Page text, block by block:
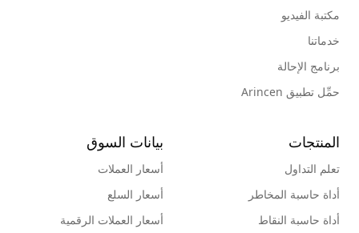
مكتبة الفيديو
خدماتنا
برنامج الإحالة
حمِّل تطبيق Arincen
المنتجات
تعلم التداول
أداة حاسبة المخاطر
أداة حاسبة النقاط
بيانات السوق
أسعار العملات
أسعار السلع
أسعار العملات الرقمية